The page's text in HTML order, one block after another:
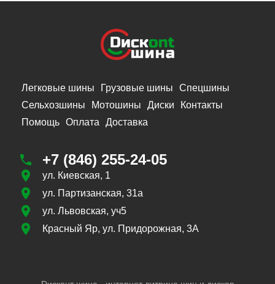
Легковые шины Грузовые шины
Спецшины
Сельхозшины
Мотошины Диски
Контакты
Помощь Оплата Доставка
+7 (846) 255-24-05
ул. Киевская, 1
ул. Партизанская, 31а
ул. Львовская, уч5
Красный Яр, ул. Придорожная, 3А